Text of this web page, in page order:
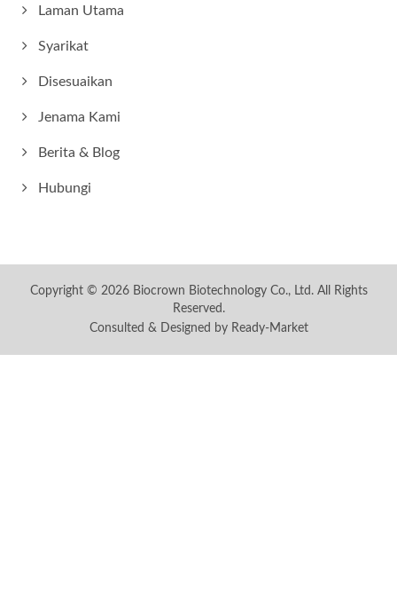
Laman Utama
Syarikat
Disesuaikan
Jenama Kami
Berita & Blog
Hubungi
Copyright © 2026 Biocrown Biotechnology Co., Ltd.All Rights
Reserved.
Consulted & Designed by Ready-Market